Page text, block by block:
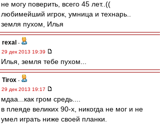
не могу поверить, всего 45 лет..((
любимейший игрок, умница и технарь..
земля пухом, Илья
rexal -
29 дек 2013 19:39
Илья, земля тебе пухом...
Tirox -
29 дек 2013 19:17
мдаа...как гром средь....
в плеяде великих 90-х, никогда не мог и не
умел играть ниже своей планки.